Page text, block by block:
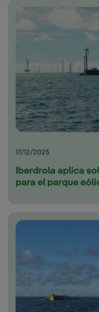
17/12/2025
Iberdrola aplica
para el parque